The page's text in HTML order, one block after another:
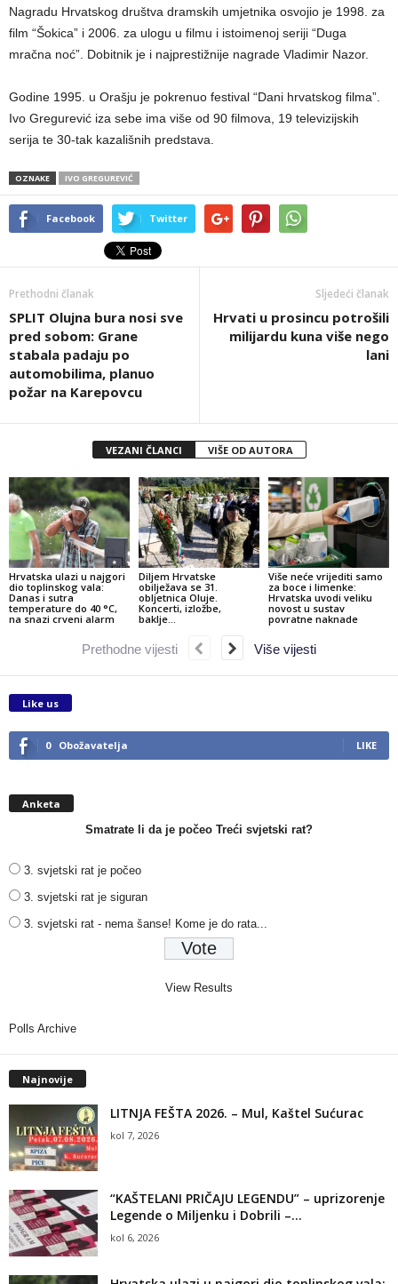
Nagradu Hrvatskog društva dramskih umjetnika osvojio je 1998. za
film “Šokica” i 2006. za ulogu u filmu i istoimenoj seriji “Duga
mračna noć”. Dobitnik je i najprestižnije nagrade Vladimir Nazor.
Godine 1995. u Orašju je pokrenuo festival “Dani hrvatskog filma”.
Ivo Gregurević iza sebe ima više od 90 filmova, 19 televizijskih
serija te 30-tak kazališnih predstava.
OZNAKE IVO GREGUREVIĆ
Facebook Twitter
Prethodni članak
SPLIT Olujna bura nosi sve
pred sobom: Grane
stabala padaju po
automobilima, planuo
požar na Karepovcu
Sljedeći članak
Hrvati u prosincu potrošili
milijardu kuna više nego
lani
VEZANI ČLANCI VIŠE OD AUTORA
Hrvatska ulazi u najgori
dio toplinskog vala:
Danas i sutra
temperature do 40 °C,
na snazi crveni alarm
Diljem Hrvatske
obilježava se 31.
obljetnica Oluje.
Koncerti, izložbe,
baklje…
Više neće vrijediti samo
za boce i limenke:
Hrvatska uvodi veliku
novost u sustav
povratne naknade
Prethodne vijesti Više vijesti
Like us
0 Obožavatelja LIKE
Anketa
Smatrate li da je počeo Treći svjetski rat?
3. svjetski rat je počeo
3. svjetski rat je siguran
3. svjetski rat - nema šanse! Kome je do rata...
View Results
Polls Archive
Najnovije
LITNJA FEŠTA 2026. – Mul, Kaštel Sućurac
kol 7, 2026
“KAŠTELANI PRIČAJU LEGENDU” – uprizorenje
Legende o Miljenku i Dobrili –...
kol 6, 2026